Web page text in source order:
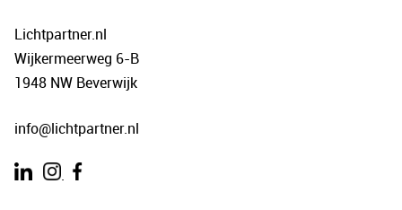
Lichtpartner.nl
Wijkermeerweg 6-B
1948 NW Beverwijk
info@lichtpartner.nl
.